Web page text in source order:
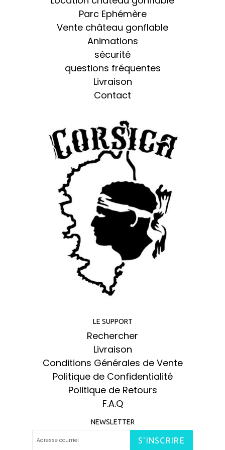
Parc Ephémère
Vente château gonflable
Animations
sécurité
questions fréquentes
Livraison
Contact
LE SUPPORT
Rechercher
Livraison
Conditions Générales de Vente
Politique de Confidentialité
Politique de Retours
F.A.Q
NEWSLETTER
S'INSCRIRE